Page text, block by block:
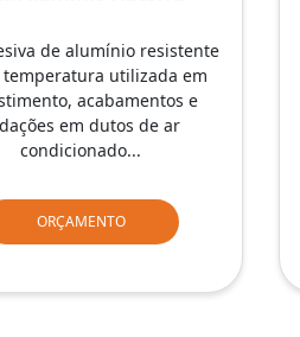
de alumínio resistente
temperatura utilizada em
acabamentos e
em dutos de ar
condicionado...
ORÇAMENTO